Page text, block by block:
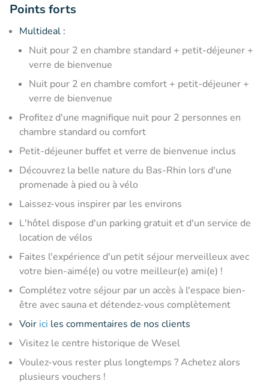
Points forts
Multideal :
Nuit pour 2 en chambre standard + petit-déjeuner +
verre de bienvenue
Nuit pour 2 en chambre comfort + petit-déjeuner +
verre de bienvenue
Profitez d'une magnifique nuit pour 2 personnes en
chambre standard ou comfort
Petit-déjeuner buffet et verre de bienvenue inclus
Découvrez la belle nature du Bas-Rhin lors d'une
promenade à pied ou à vélo
Laissez-vous inspirer par les environs
L'hôtel dispose d'un parking gratuit et d'un service de
location de vélos
Faites l'expérience d'un petit séjour merveilleux avec
votre bien-aimé(e) ou votre meilleur(e) ami(e) !
Complétez votre séjour par un accès à l'espace bien-
être avec sauna et détendez-vous complètement
Voir ici les commentaires de nos clients
Visitez le centre historique de Wesel
Voulez-vous rester plus longtemps ? Achetez alors
plusieurs vouchers !